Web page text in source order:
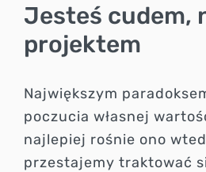
Jesteś cudem,
projektem
Największym
poczucia własnej
najlepiej rośnie ono
przestajemy traktować